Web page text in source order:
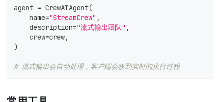
agent = CrewAIAgent(
    name
="StreamCrew" ,
    description
="流式输出团队" ,
    crew
=crew,
)
# 流式输出会自动处理，客户端会收到实时的执行过程